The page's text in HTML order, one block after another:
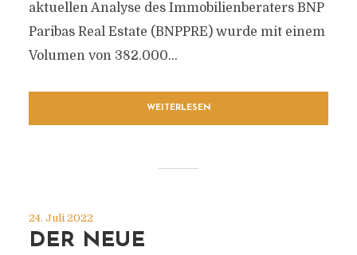
aktuellen Analyse des Immobilienberaters BNP
Paribas Real Estate (BNPPRE) wurde mit einem
Volumen von 382.000...
WEITERLESEN
24. Juli 2022
DER NEUE